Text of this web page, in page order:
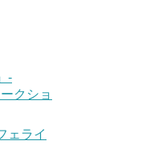
-
クショ
ェライ